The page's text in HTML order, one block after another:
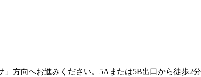
方向へお進みください。5Aまたは5B出口から徒歩2分